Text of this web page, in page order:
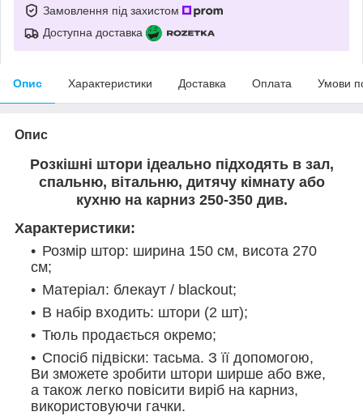
Замовлення під захистом
Доступна доставка
Опис Характеристики Доставка Оплата Умови
Опис
Розкішні штори ідеально підходять в зал,
спальню, вітальню, дитячу кімнату або
кухню на карниз 250-350 див.
Характеристики:
Розмір штор: ширина 150 см, висота 270
см;
Матеріал: блекаут / blackout;
В набір входить: штори (2 шт);
Тюль продається окремо;
Спосіб підвіски: тасьма. З її допомогою,
Ви зможете зробити штори ширше або вже,
а також легко повісити виріб на карниз,
використовуючи гачки.